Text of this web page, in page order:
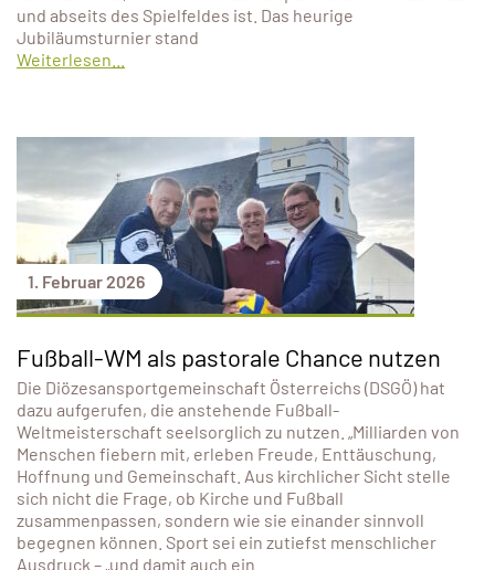
und abseits des Spielfeldes ist. Das heurige
Jubiläumsturnier stand
Weiterlesen...
1. Februar 2026
Fußball-WM als pastorale Chance nutzen
Die Diözesansportgemeinschaft Österreichs (DSGÖ) hat
dazu aufgerufen, die anstehende Fußball-
Weltmeisterschaft seelsorglich zu nutzen. „Milliarden von
Menschen fiebern mit, erleben Freude, Enttäuschung,
Hoffnung und Gemeinschaft. Aus kirchlicher Sicht stelle
sich nicht die Frage, ob Kirche und Fußball
zusammenpassen, sondern wie sie einander sinnvoll
begegnen können. Sport sei ein zutiefst menschlicher
Ausdruck – „und damit auch ein